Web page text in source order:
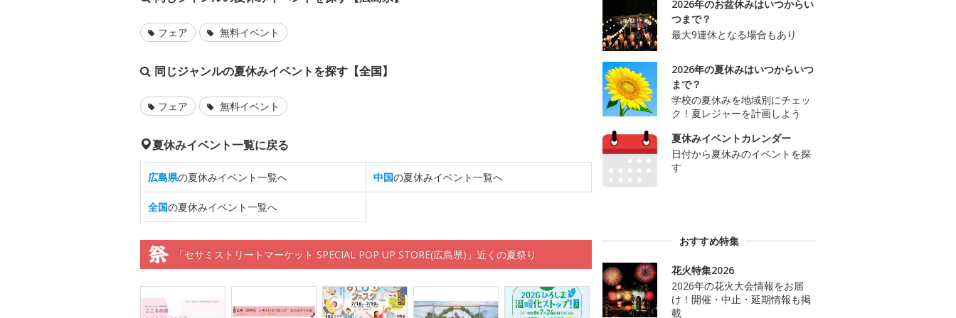
フェア 無料イベント
同じジャンルの夏休みイベントを探す【全国】
フェア 無料イベント
夏休みイベント一覧に戻る
広島県の夏休みイベント一覧へ 中国の夏休みイベント一覧へ
全国の夏休みイベント一覧へ
「セサミストリートマーケット SPECIAL POP UP STORE(広島県)」近くの夏祭り
2026年のお盆休みはいつからい
つまで？
最大9連休となる場合もあり
2026年の夏休みはいつからいつ
まで？
学校の夏休みを地域別にチェッ
ク！夏レジャーを計画しよう
夏休みイベントカレンダー
日付から夏休みのイベントを探
す
おすすめ特集
花火特集2026
2026年の花火大会情報をお届
け！開催・中止・延期情報も掲
載